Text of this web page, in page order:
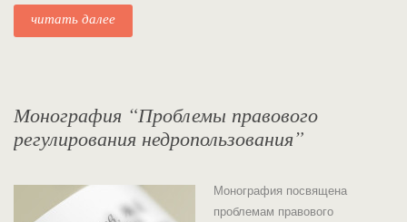
читать далее
Монография “Проблемы правового
регулирования недропользования”
Монография посвящена
проблемам правового